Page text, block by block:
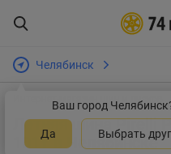
Челябинск
Ваш город
Да Выбрать
Интернет-магазин шин и дисков
Летняя шина Pirelli
101Yв Челябинске